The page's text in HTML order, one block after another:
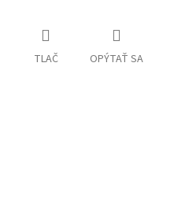
TLAČ OPÝTAŤ SA